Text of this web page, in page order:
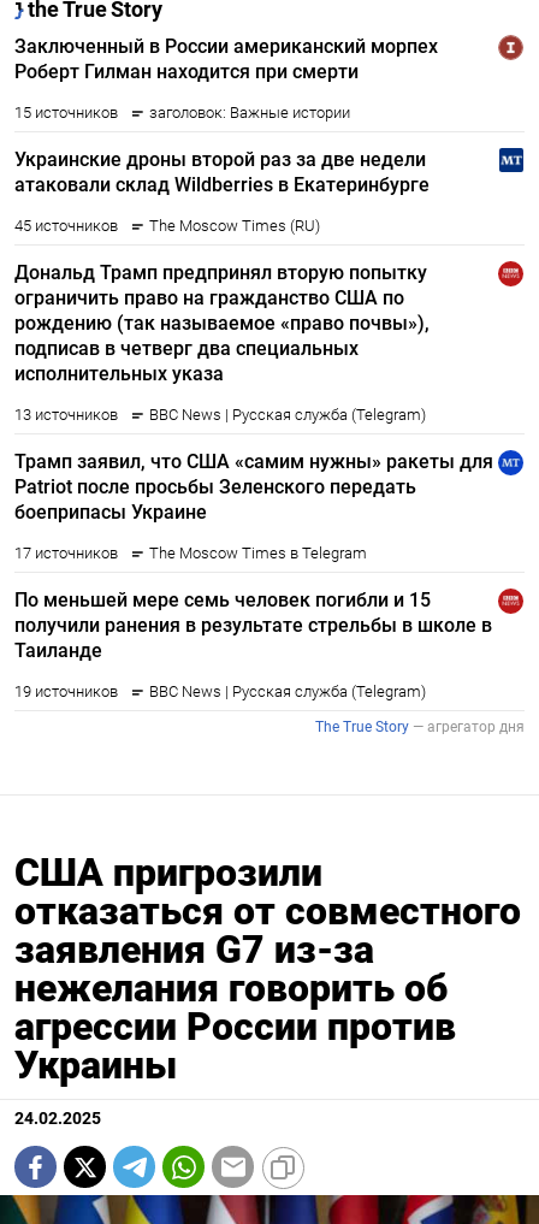
США пригрозили
отказаться от совместного
заявления G7 из-за
нежелания говорить об
агрессии России против
Украины
24.02.2025